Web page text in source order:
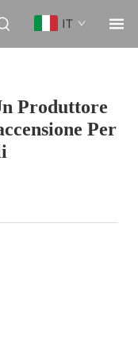
IT
Produttore
Per